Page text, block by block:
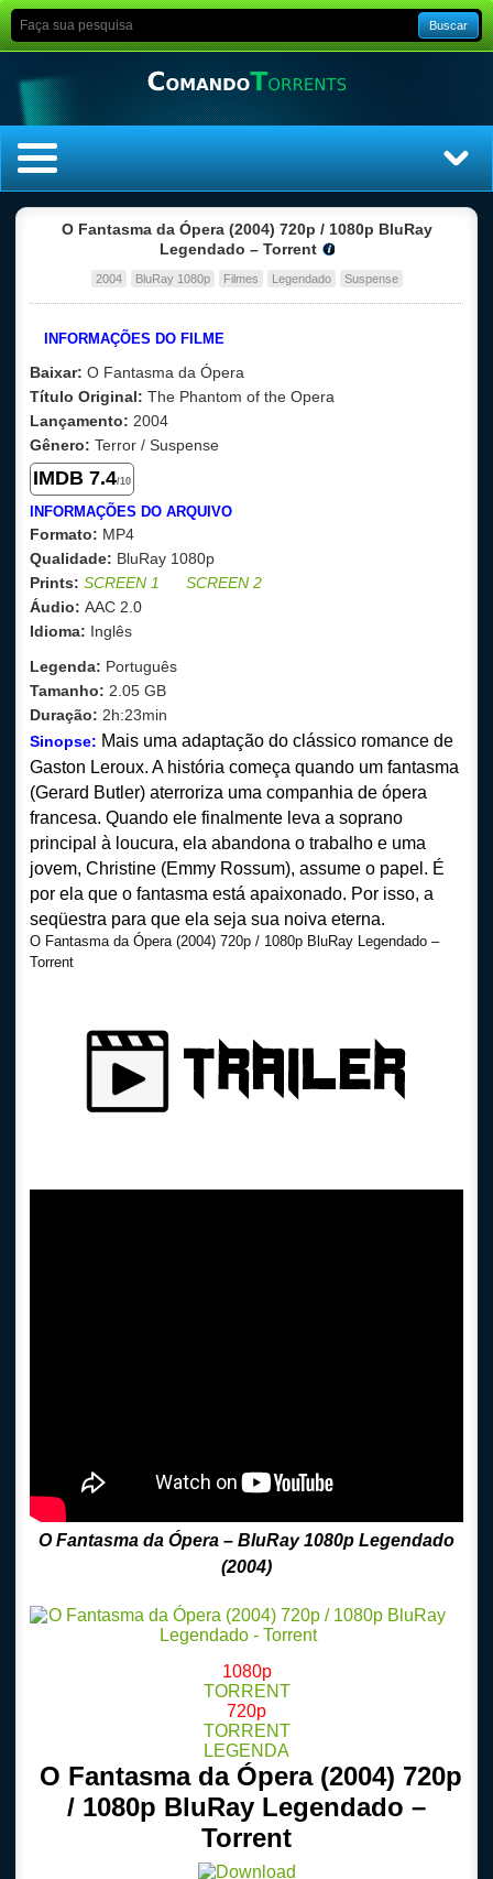
Buscar
Filmes
O Fantasma da Ópera (2004) 720p / 1080p BluRay
Legendado – Torrent
2004 BluRay 1080p Filmes Legendado Suspense
INFORMAÇÕES DO FILME
Baixar: O Fantasma da Ópera
Título Original: The Phantom of the Opera
Lançamento: 2004
Gênero: Terror / Suspense
IMDB 7.4/10
INFORMAÇÕES DO ARQUIVO
Formato: MP4
Qualidade: BluRay 1080p
Prints: SCREEN 1
SCREEN 2
Áudio: AAC 2.0
Idioma: Inglês
Legenda: Português
Tamanho: 2.05 GB
Duração: 2h:23min
Sinopse: Mais uma adaptação do clássico romance de
Gaston Leroux. A história começa quando um fantasma
(Gerard Butler) aterroriza uma companhia de ópera
francesa. Quando ele finalmente leva a soprano
principal à loucura, ela abandona o trabalho e uma
jovem, Christine (Emmy Rossum), assume o papel. É
por ela que o fantasma está apaixonado. Por isso, a
seqüestra para que ela seja sua noiva eterna.
O Fantasma da Ópera (2004) 720p / 1080p BluRay Legendado –
Torrent
O Fantasma da Ópera – BluRay 1080p Legendado
(2004)
1080p
TORRENT
720p
TORRENT
LEGENDA
O Fantasma da Ópera (2004) 720p
/ 1080p BluRay Legendado –
Torrent